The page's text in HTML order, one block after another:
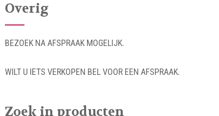
Overig
BEZOEK NA AFSPRAAK MOGELIJK.
WILT U IETS VERKOPEN BEL VOOR EEN AFSPRAAK.
Zoek in producten